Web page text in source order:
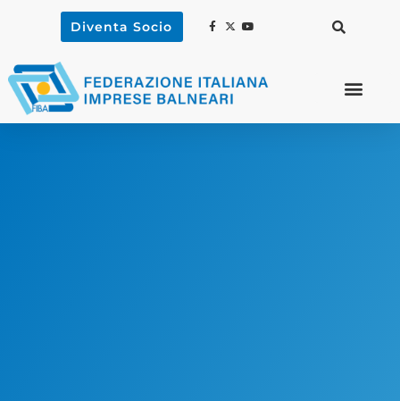
Diventa Socio